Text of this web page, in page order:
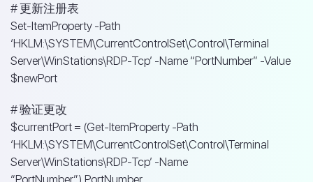
# 更新注册表
Set-ItemProperty -Path
‘HKLM:\SYSTEM\CurrentControlSet\Control\Terminal
Server\WinStations\RDP-Tcp’ -Name “PortNumber” -Value
$newPort
# 验证更改
$currentPort = (Get-ItemProperty -Path
‘HKLM:\SYSTEM\CurrentControlSet\Control\Terminal
Server\WinStations\RDP-Tcp’ -Name
“PortNumber”).PortNumber